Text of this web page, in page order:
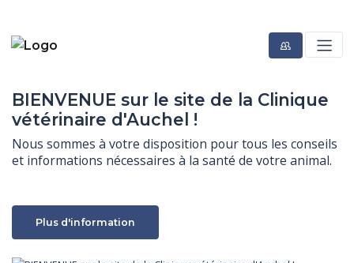
BIENVENUE sur le site de la Clinique
vétérinaire d'Auchel !
Nous sommes à votre disposition pour tous les conseils
et informations nécessaires à la santé de votre animal.
Plus d'information